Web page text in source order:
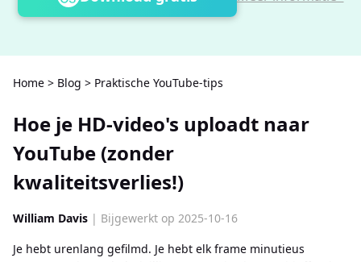
Home > Blog > Praktische YouTube-tips
Hoe je HD-video's uploadt naar
YouTube (zonder
kwaliteitsverlies!)
William Davis | Bijgewerkt op 2025-10-16
Je hebt urenlang gefilmd. Je hebt elk frame minutieus